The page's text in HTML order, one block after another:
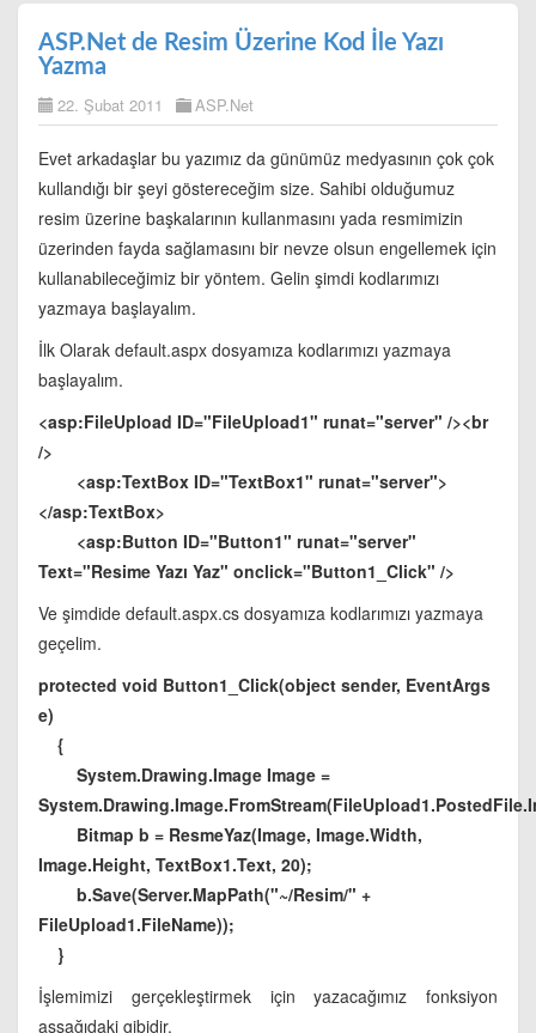
ASP.Net de Resim Üzerine Kod İle Yazı
Yazma
22. Şubat 2011 ASP.Net
Evet arkadaşlar bu yazımız da günümüz medyasının çok çok
kullandığı bir şeyi göstereceğim size. Sahibi olduğumuz
resim üzerine başkalarının kullanmasını yada resmimizin
üzerinden fayda sağlamasını bir nevze olsun engellemek için
kullanabileceğimiz bir yöntem. Gelin şimdi kodlarımızı
yazmaya başlayalım.
İlk Olarak default.aspx dosyamıza kodlarımızı yazmaya
başlayalım.
<asp:FileUpload ID="FileUpload1" runat="server" /><br
/>
<asp:TextBox ID="TextBox1" runat="server">
</asp:TextBox>
<asp:Button ID="Button1" runat="server"
Text="Resime Yazı Yaz" onclick="Button1_Click" />
Ve şimdide default.aspx.cs dosyamıza kodlarımızı yazmaya
geçelim.
protected void Button1_Click(object sender, EventArgs
e)
{
System.Drawing.Image Image =
Bitmap b = ResmeYaz(Image, Image.Width,
Image.Height, TextBox1.Text, 20);
b.Save(Server.MapPath("~/Resim/" +
FileUpload1.FileName));
}
İşlemimizi gerçekleştirmek için yazacağımız fonksiyon
aşşağıdaki gibidir.